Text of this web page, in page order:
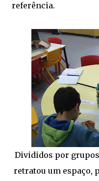
referência.
Divididos por
retratou um espaço,